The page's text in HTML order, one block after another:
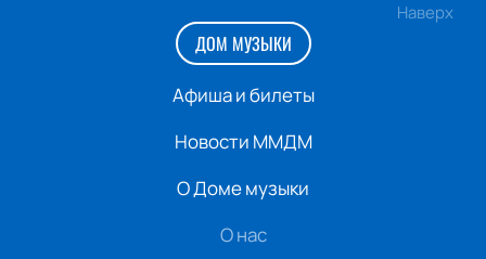
Наверх
ДОМ МУЗЫКИ
Афиша и билеты
Новости ММДМ
О Доме музыки
О нас